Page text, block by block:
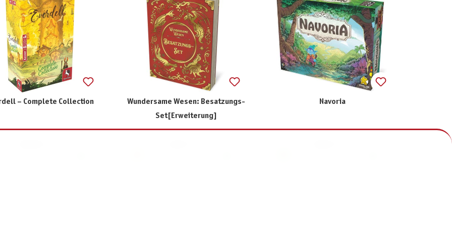
– Complete Collection
Wundersame Wesen: Besatzungs-
Set[Erweiterung]
Navoria